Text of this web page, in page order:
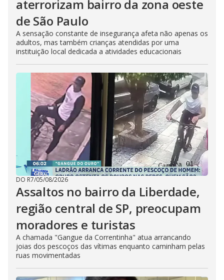
aterrorizam bairro da zona oeste
de São Paulo
A sensação constante de insegurança afeta não apenas os
adultos, mas também crianças atendidas por uma
instituição local dedicada a atividades educacionais
DO R7/05/08/2026
Assaltos no bairro da Liberdade,
região central de SP, preocupam
moradores e turistas
A chamada "Gangue da Correntinha" atua arrancando
joias dos pescoços das vítimas enquanto caminham pelas
ruas movimentadas